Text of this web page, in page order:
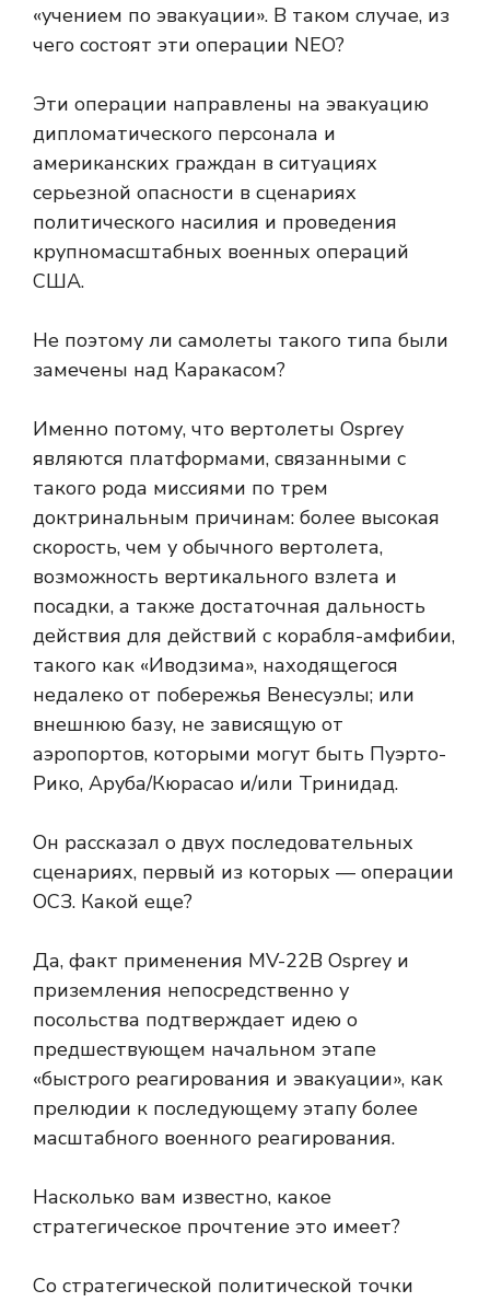
«учением по эвакуации». В таком случае, из
чего состоят эти операции NEO?
Эти операции направлены на эвакуацию
дипломатического персонала и
американских граждан в ситуациях
серьезной опасности в сценариях
политического насилия и проведения
крупномасштабных военных операций
США.
Не поэтому ли самолеты такого типа были
замечены над Каракасом?
Именно потому, что вертолеты Osprey
являются платформами, связанными с
такого рода миссиями по трем
доктринальным причинам: более высокая
скорость, чем у обычного вертолета,
возможность вертикального взлета и
посадки, а также достаточная дальность
действия для действий с корабля-амфибии,
такого как «Иводзима», находящегося
недалеко от побережья Венесуэлы; или
внешнюю базу, не зависящую от
аэропортов, которыми могут быть Пуэрто-
Рико, Аруба/Кюрасао и/или Тринидад.
Он рассказал о двух последовательных
сценариях, первый из которых — операции
ОСЗ. Какой еще?
Да, факт применения MV-22B Osprey и
приземления непосредственно у
посольства подтверждает идею о
предшествующем начальном этапе
«быстрого реагирования и эвакуации», как
прелюдии к последующему этапу более
масштабного военного реагирования.
Насколько вам известно, какое
стратегическое прочтение это имеет?
Со стратегической политической точки